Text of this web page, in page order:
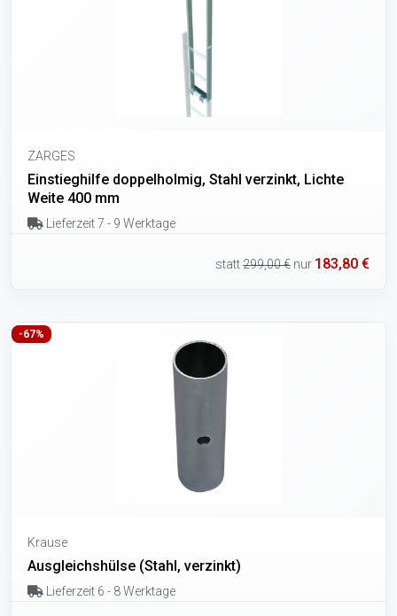
ZARGES
Einstieghilfe doppelholmig, Stahl verzinkt, Lichte
Weite 400 mm
Lieferzeit 7 - 9 Werktage
statt299,00 € nur 183,80 €
-67%
Krause
Ausgleichshülse (Stahl, verzinkt)
Lieferzeit 6 - 8 Werktage